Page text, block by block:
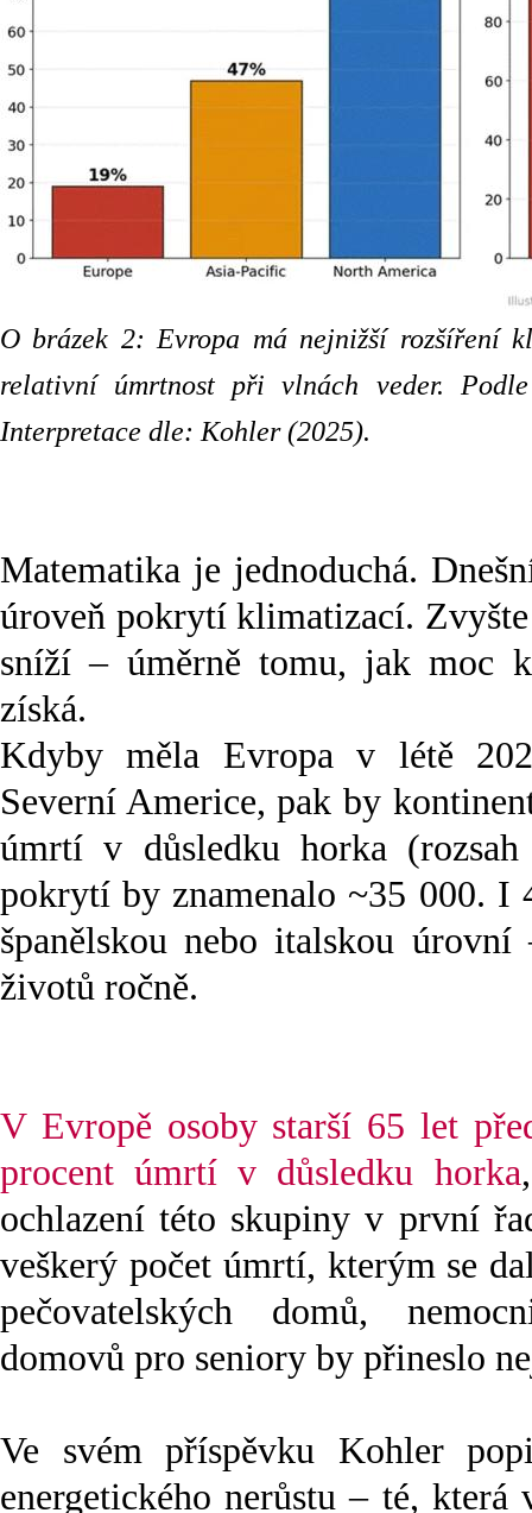
O brázek 2: Evropa má nejnižší rozšíření
relativní úmrtnost při vlnách veder. Podle
Interpretace dle: Kohler (2025).
Matematika je jednoduchá.
úroveň pokrytí klimatizací.
sníží – úměrně tomu, jak moc
získá.
Kdyby měla Evropa v létě
Severní Americe, pak by
úmrtí v důsledku horka
pokrytí by znamenalo ~35 000. I
španělskou nebo italskou
životů ročně.
V Evropě osoby starší 65 let
procent úmrtí v důsledku horka,
ochlazení této skupiny v první
veškerý počet úmrtí, kterým se
pečovatelských domů,
domovů pro seniory by přineslo
Ve svém příspěvku Kohler
energetického nerůstu – té,